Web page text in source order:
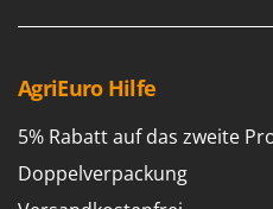
Tellarini Pompe
Tenco
Tineco
Titania
Tornado
AgriEuro Hilfe
5% Rabatt auf das zweite
Doppelverpackung